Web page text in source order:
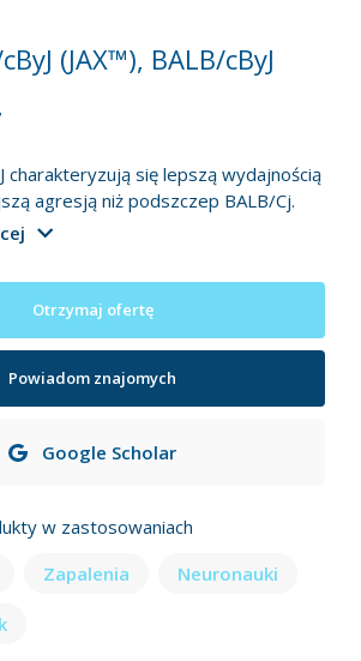
(JAX™), BALB/cByJ
charakteryzują się lepszą wydajnością
agresją niż podszczep BALB/Cj.
Otrzymaj ofertę
Powiadom znajomych
Google Scholar
w zastosowaniach
Zapalenia Neuronauki